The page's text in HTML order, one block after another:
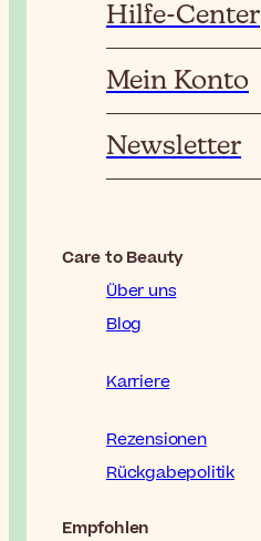
Hilfe-Center
Mein Konto
Newsletter
Care to Beauty
Über uns
Blog
Karriere
Rezensionen
Rückgabepolitik
Empfohlen